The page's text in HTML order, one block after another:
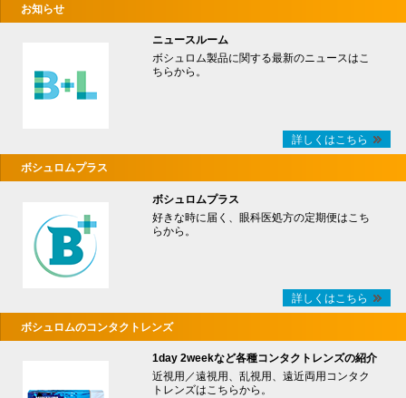
お知らせ
ニュースルーム
ボシュロム製品に関する最新のニュースはこ
ちらから。
詳しくはこちら
ボシュロムプラス
ボシュロムプラス
好きな時に届く、眼科医処方の定期便はこち
らから。
詳しくはこちら
ボシュロムのコンタクトレンズ
1day 2weekなど各種コンタクトレンズの紹介
近視用／遠視用、乱視用、遠近両用コンタク
トレンズはこちらから。